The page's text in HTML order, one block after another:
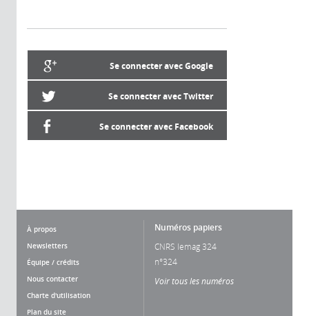
Se connecter avec Google
Se connecter avec Twitter
Se connecter avec Facebook
À propos
Newsletters
Équipe / crédits
Nous contacter
Charte d'utilisation
Plan du site
Numéros papiers
CNRS lemag 324
n°324
Voir tous les numéros